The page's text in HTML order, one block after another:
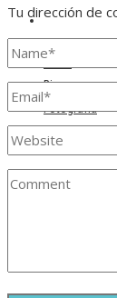
CONTACTO
Inicio
Bio
Fotografía
Contacto
Tu dirección de